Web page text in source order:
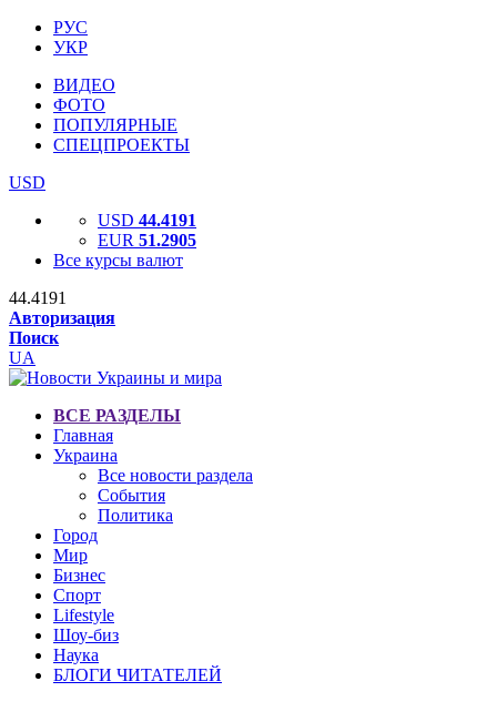
РУС
УКР
ВИДЕО
ФОТО
ПОПУЛЯРНЫЕ
СПЕЦПРОЕКТЫ
USD
USD 44.4191
EUR 51.2905
Все курсы валют
44.4191
Авторизация
Поиск
UA
ВСЕ РАЗДЕЛЫ
Главная
Украина
Все новости раздела
События
Политика
Город
Мир
Бизнес
Спорт
Lifestyle
Шоу-биз
Наука
БЛОГИ ЧИТАТЕЛЕЙ